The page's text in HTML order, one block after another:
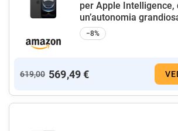
per Apple Intelligence,
un’autonomia
−8%
619,00 569,49 €